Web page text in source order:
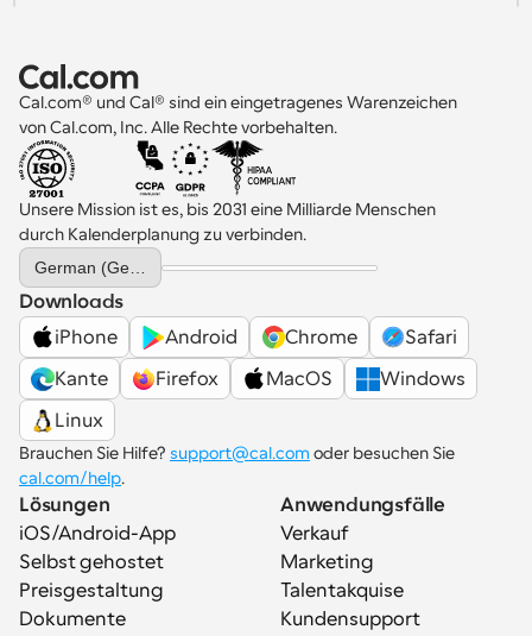
Cal.com® und Cal® sind ein eingetragenes Warenzeichen
von Cal.com, Inc. Alle Rechte vorbehalten.
Unsere Mission ist es, bis 2031 eine Milliarde Menschen
durch Kalenderplanung zu verbinden.
Select Language
Downloads
iPhone
Android Chrome
Safari
Kante
Firefox MacOS
Windows
Linux
Brauchen Sie Hilfe? support@cal.com
cal.com/help.
Lösungen
iOS/Android-App
Selbst gehostet
Preisgestaltung
Dokumente
Anwendungsfälle
Verkauf
Marketing
Talentakquise
Kundensupport